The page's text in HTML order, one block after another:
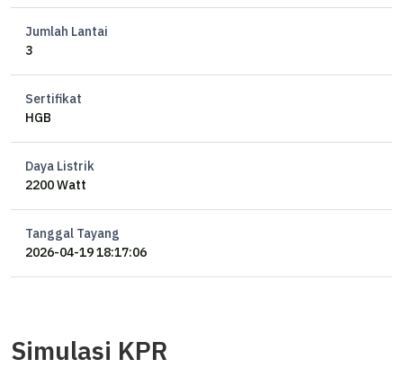
Jumlah Lantai
3
Sertifikat
HGB
Daya Listrik
2200 Watt
Tanggal Tayang
2026-04-19 18:17:06
Simulasi KPR